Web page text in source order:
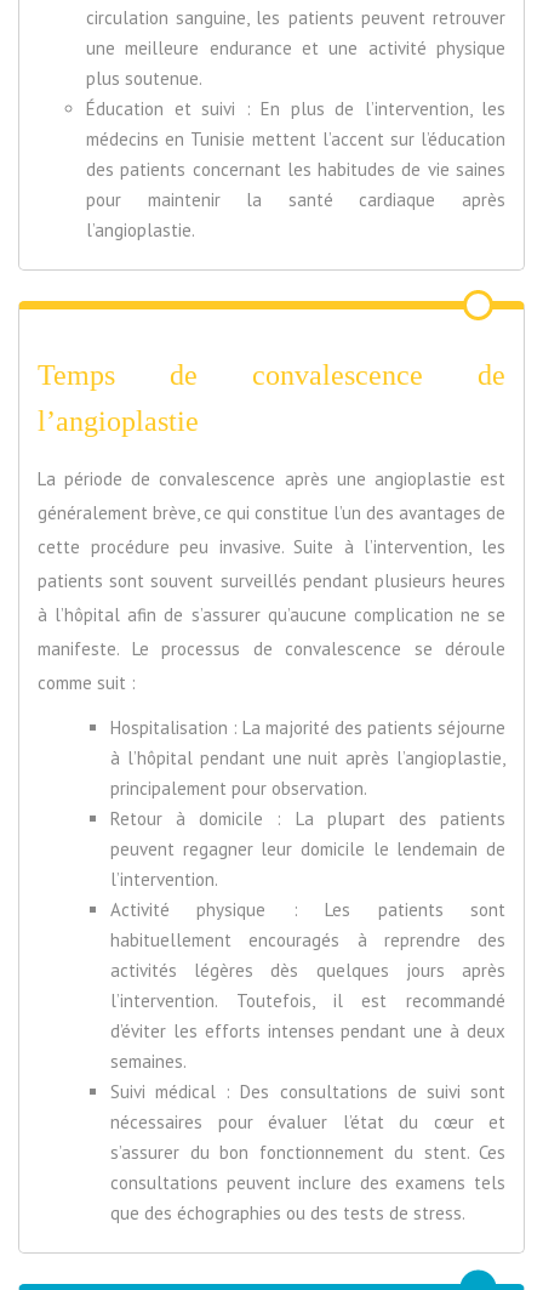
circulation sanguine, les patients peuvent retrouver
une meilleure endurance et une activité physique
plus soutenue.
Éducation et suivi : En plus de l’intervention, les
médecins en Tunisie mettent l’accent sur l’éducation
des patients concernant les habitudes de vie saines
pour maintenir la santé cardiaque après
l’angioplastie.
Temps de convalescence de
l’angioplastie
La période de convalescence après une angioplastie est
généralement brève, ce qui constitue l’un des avantages de
cette procédure peu invasive. Suite à l’intervention, les
patients sont souvent surveillés pendant plusieurs heures
à l’hôpital afin de s’assurer qu’aucune complication ne se
manifeste. Le processus de convalescence se déroule
comme suit :
Hospitalisation : La majorité des patients séjourne
à l’hôpital pendant une nuit après l’angioplastie,
principalement pour observation.
Retour à domicile : La plupart des patients
peuvent regagner leur domicile le lendemain de
l’intervention.
Activité physique : Les patients sont
habituellement encouragés à reprendre des
activités légères dès quelques jours après
l’intervention. Toutefois, il est recommandé
d’éviter les efforts intenses pendant une à deux
semaines.
Suivi médical : Des consultations de suivi sont
nécessaires pour évaluer l’état du cœur et
s’assurer du bon fonctionnement du stent. Ces
consultations peuvent inclure des examens tels
que des échographies ou des tests de stress.